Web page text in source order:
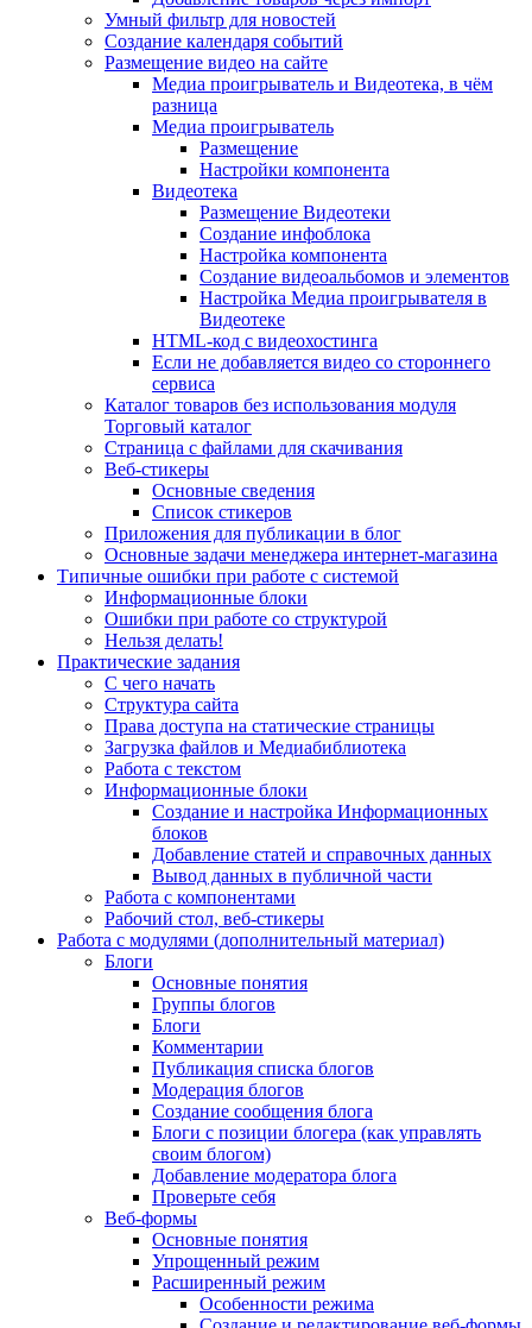
Умный фильтр для новостей
Создание календаря событий
Размещение видео на сайте
Медиа проигрыватель и Видеотека, в чём
разница
Медиа проигрыватель
Размещение
Настройки компонента
Видеотека
Размещение Видеотеки
Создание инфоблока
Настройка компонента
Создание видеоальбомов и элементов
Настройка Медиа проигрывателя в
Видеотеке
HTML-код с видеохостинга
Если не добавляется видео со стороннего
сервиса
Каталог товаров без использования модуля
Торговый каталог
Страница с файлами для скачивания
Веб-стикеры
Основные сведения
Список стикеров
Приложения для публикации в блог
Основные задачи менеджера интернет-магазина
Типичные ошибки при работе с системой
Информационные блоки
Ошибки при работе со структурой
Нельзя делать!
Практические задания
С чего начать
Структура сайта
Права доступа на статические страницы
Загрузка файлов и Медиабиблиотека
Работа с текстом
Информационные блоки
Создание и настройка Информационных
блоков
Добавление статей и справочных данных
Вывод данных в публичной части
Работа с компонентами
Рабочий стол, веб-стикеры
Работа с модулями (дополнительный материал)
Блоги
Основные понятия
Группы блогов
Блоги
Комментарии
Публикация списка блогов
Модерация блогов
Создание сообщения блога
Блоги с позиции блогера (как управлять
своим блогом)
Добавление модератора блога
Проверьте себя
Веб-формы
Основные понятия
Упрощенный режим
Расширенный режим
Особенности режима